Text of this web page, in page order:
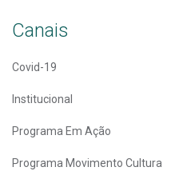
Canais
Covid-19
Institucional
Programa Em Ação
Programa Movimento Cultura